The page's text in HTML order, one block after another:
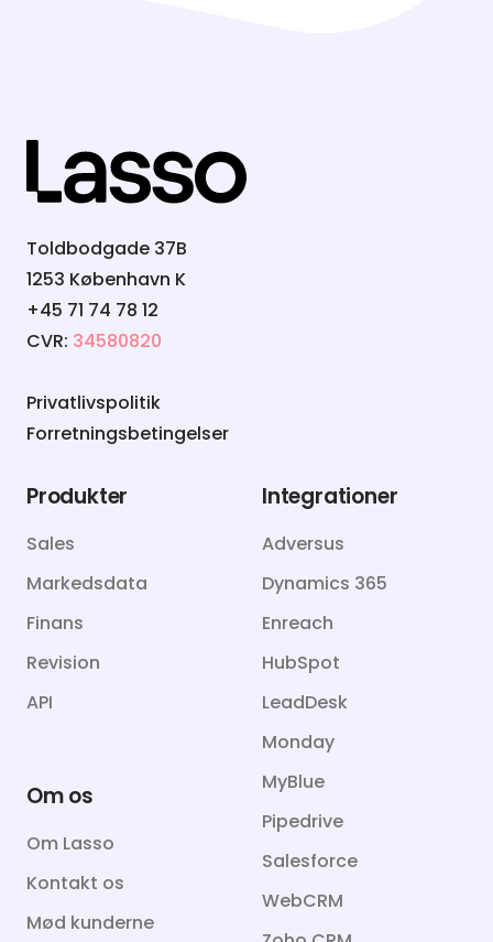
Toldbodgade 37B
1253 København K
+45 71 74 78 12
CVR: 34580820
Privatlivspolitik
Forretningsbetingelser
Produkter
Sales
Markedsdata
Finans
Revision
API
Integrationer
Adversus
Dynamics 365
Enreach
HubSpot
LeadDesk
Monday
MyBlue
Pipedrive
Salesforce
WebCRM
Om os
Om Lasso
Kontakt os
Mød kunderne